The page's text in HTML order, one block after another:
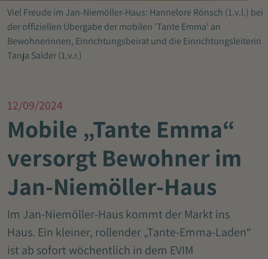
Viel Freude im Jan-Niemöller-Haus: Hannelore Rönsch (1.v.l.) bei
der offiziellen Übergabe der mobilen 'Tante Emma' an
Bewohnerinnen, Einrichtungsbeirat und die Einrichtungsleiterin
Tanja Salder (1.v.r.)
12/09/2024
Mobile „Tante Emma“
versorgt Bewohner im
Jan-Niemöller-Haus
Im Jan-Niemöller-Haus kommt der Markt ins
Haus. Ein kleiner, rollender „Tante-Emma-Laden“
ist ab sofort wöchentlich in dem EVIM